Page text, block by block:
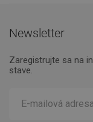
Newsletter
Zaregistrujte sa na
stave.